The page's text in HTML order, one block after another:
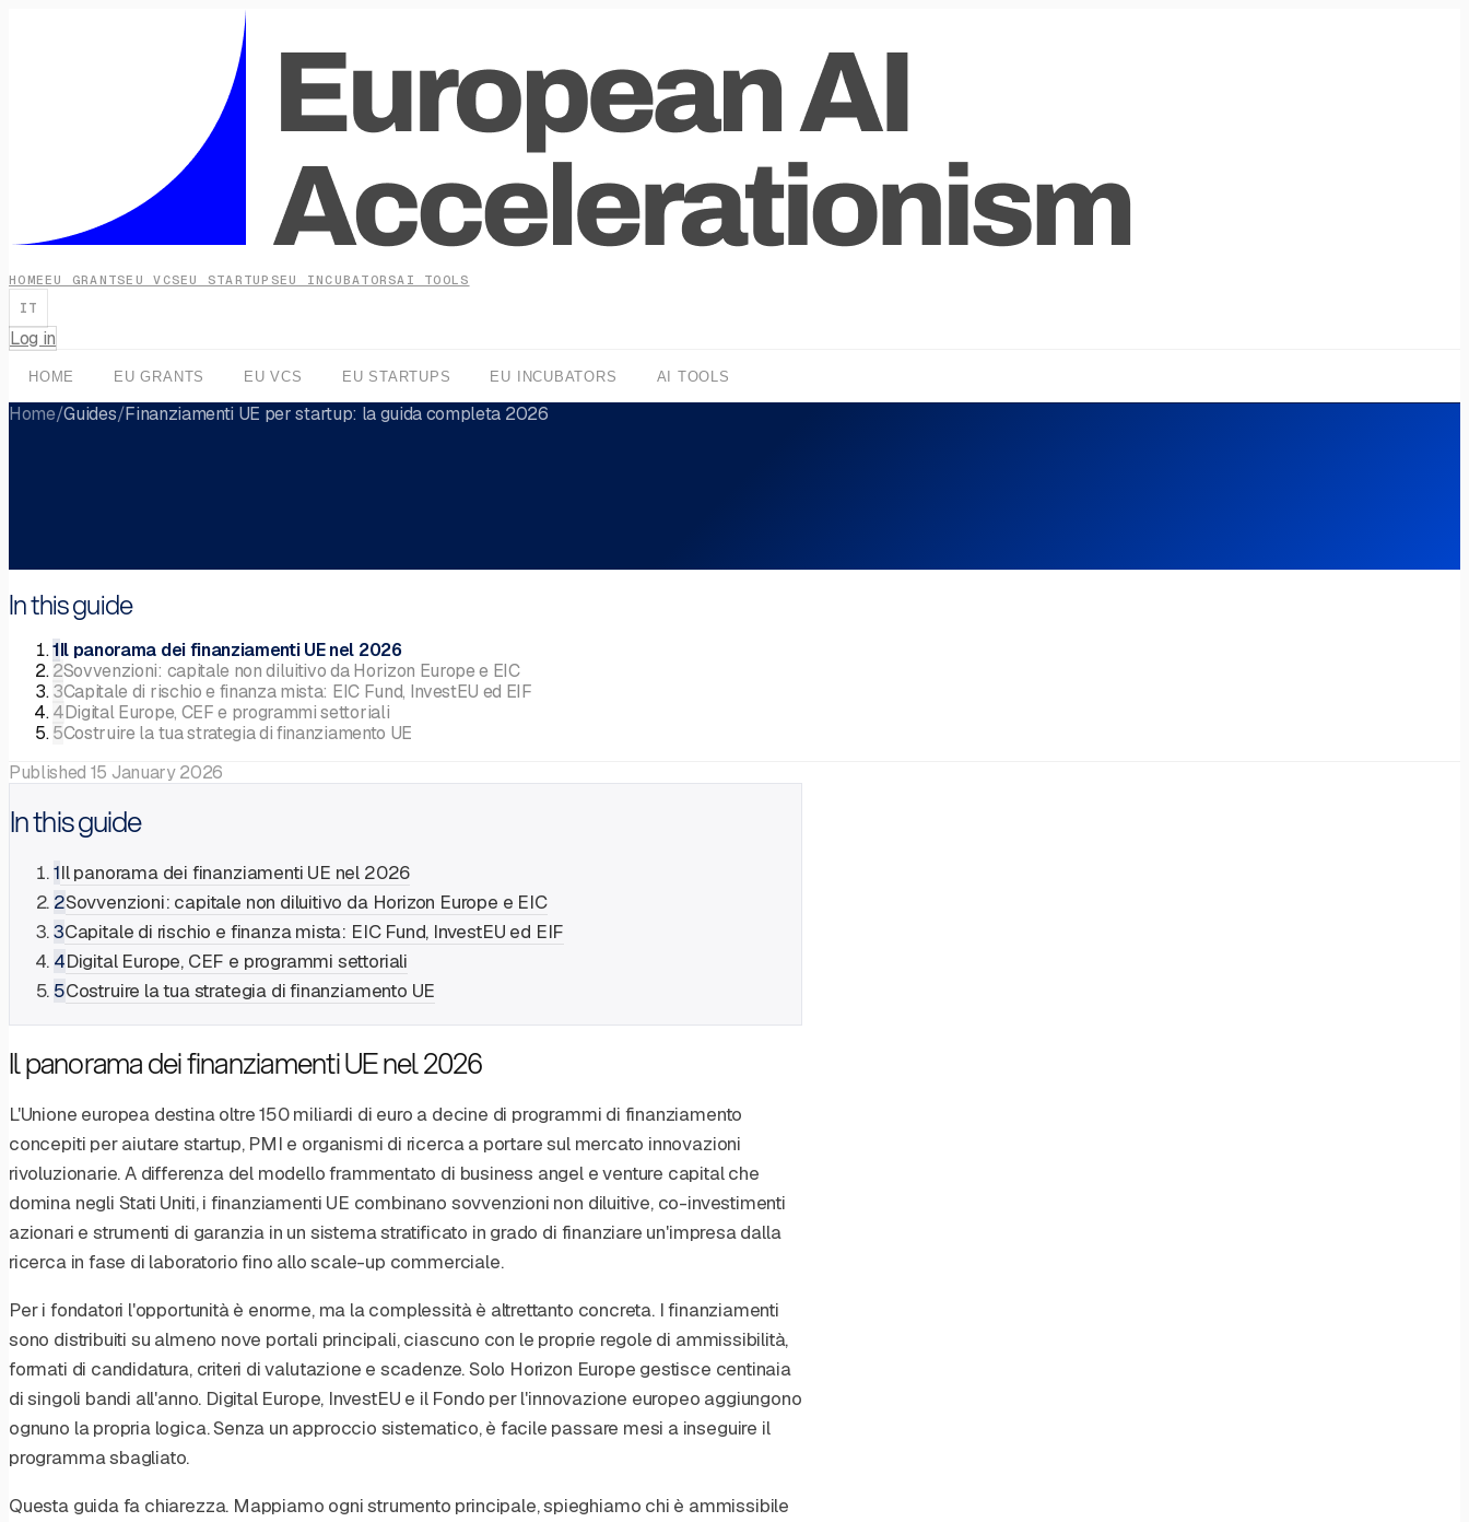
HOME EU GRANTSEU VCSEU STARTUPSEU INCUBATORSAI TOOLS
IT
Log in
HOME EU GRANTS EU VCS EU STARTUPS EU INCUBATORS AI TOOLS
Home/Guides/Finanziamenti UE per startup: la guida completa 2026
In this guide
1Il panorama dei finanziamenti UE nel 2026
2Sovvenzioni: capitale non diluitivo da Horizon Europe e EIC
3Capitale di rischio e finanza mista: EIC Fund, InvestEU ed EIF
4Digital Europe, CEF e programmi settoriali
5Costruire la tua strategia di finanziamento UE
Published 15 January 2026
In this guide
1Il panorama dei finanziamenti UE nel 2026
2Sovvenzioni: capitale non diluitivo da Horizon Europe e EIC
3Capitale di rischio e finanza mista: EIC Fund, InvestEU ed EIF
4Digital Europe, CEF e programmi settoriali
5Costruire la tua strategia di finanziamento UE
Il panorama dei finanziamenti UE nel 2026
L'Unione europea destina oltre 150 miliardi di euro a decine di programmi di finanziamento
concepiti per aiutare startup, PMI e organismi di ricerca a portare sul mercato innovazioni
rivoluzionarie. A differenza del modello frammentato di business angel e venture capital che
domina negli Stati Uniti, i finanziamenti UE combinano sovvenzioni non diluitive, co-investimenti
azionari e strumenti di garanzia in un sistema stratificato in grado di finanziare un'impresa dalla
ricerca in fase di laboratorio fino allo scale-up commerciale.
Per i fondatori l'opportunità è enorme, ma la complessità è altrettanto concreta. I finanziamenti
sono distribuiti su almeno nove portali principali, ciascuno con le proprie regole di ammissibilità,
formati di candidatura, criteri di valutazione e scadenze. Solo Horizon Europe gestisce centinaia
di singoli bandi all'anno. Digital Europe, InvestEU e il Fondo per l'innovazione europeo aggiungono
ognuno la propria logica. Senza un approccio sistematico, è facile passare mesi a inseguire il
programma sbagliato.
Questa guida fa chiarezza. Mappiamo ogni strumento principale, spieghiamo chi è ammissibile